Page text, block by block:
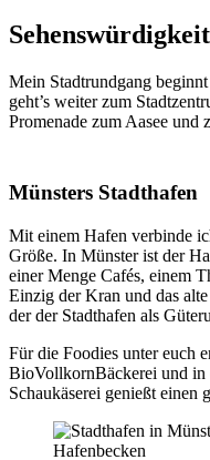
Mein Stadtrundgang
geht’s weiter zum
Promenade zum Aasee und
Münsters Stadthafen
Mit einem Hafen verbinde
Größe. In Münster ist der
einer Menge Cafés, einem
Einzig der Kran und das
der der Stadthafen als
Für die Foodies unter euch
BioVollkornBäckerei und
Schaukäserei genießt einen